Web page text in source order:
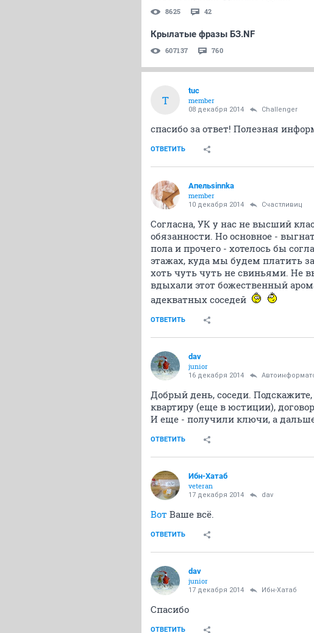
8625 42
Крылатые фразы БЗ.NF
607137 760
T
tuc
member
08 декабря 2014 Challenger
спасибо за ответ! Полезная
ОТВЕТИТЬ
Апельsinnka
member
10 декабря 2014 Счастливиц
Согласна, УК у нас не высший
обязанности. Но основное -
пола и прочего - хотелось бы
этажах, куда мы будем платить
хоть чуть чуть не свиньями. Не
вдыхали этот божественный
адекватных соседей
ОТВЕТИТЬ
dav
junior
16 декабря 2014
Добрый день, соседи.
квартиру (еще в юстиции),
И еще - получили ключи, а
ОТВЕТИТЬ
Ибн-Хатаб
veteran
17 декабря 2014 dav
Вот Ваше всё.
ОТВЕТИТЬ
dav
junior
17 декабря 2014 Ибн-Хатаб
Спасибо
ОТВЕТИТЬ